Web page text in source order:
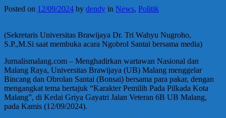
Posted on 12/09/2024 by dendy in News, Politik
(Sekretaris Universitas Brawijaya Dr. Tri Wahyu Nugroho,
S.P.,M.Si saat membuka acara Ngobrol Santai bersama media)
Jurnalismalang.com – Menghadirkan wartawan Nasional dan
Malang Raya, Universitas Brawijaya (UB) Malang menggelar
Bincang dan Obrolan Santai (Bonsai) bersama para pakar, dengan
mengangkat tema bertajuk “Karakter Pemilih Pada Pilkada Kota
Malang”, di Kedai Griya Gayatri Jalan Veteran 6B UB Malang,
pada Kamis (12/09/2024).